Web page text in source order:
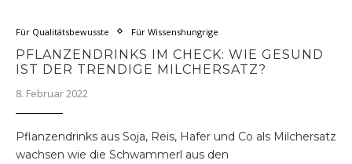
Für Qualitätsbewusste Für Wissenshungrige
PFLANZENDRINKS IM CHECK: WIE GESUND
IST DER TRENDIGE MILCHERSATZ?
8. Februar 2022
Pflanzendrinks aus Soja, Reis, Hafer und Co als Milchersatz
wachsen wie die Schwammerl aus den